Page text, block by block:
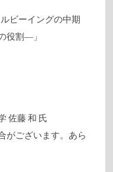
ビーイングの中期
役割―」
佐藤 和 氏
がございます。あら